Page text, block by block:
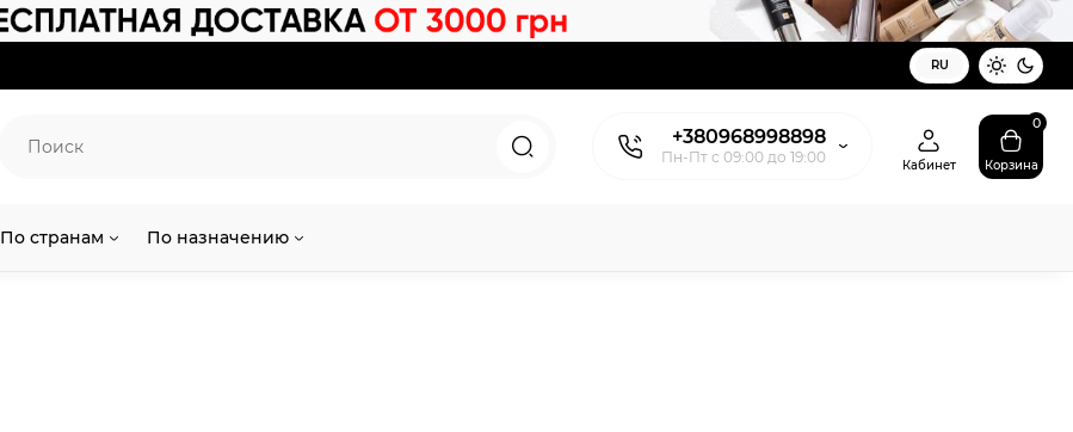
RU
+380968998898
Пн-Пт с 09:00 до 19:00 Кабинет
0
Корзина
По странам По назначению